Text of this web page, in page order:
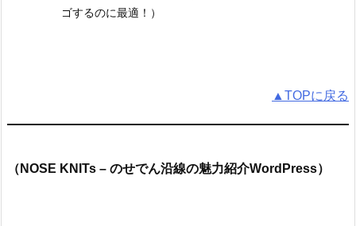
ゴするのに最適！）
▲TOPに戻る
（NOSE KNITs – のせでん沿線の魅力紹介WordPress）